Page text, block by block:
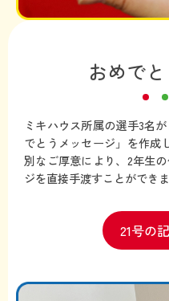
おめで
ミキハウス所属の選手3名
でとうメッセージ」を作成
別なご厚意により、2年生
ジを直接手渡すことができま
21号の